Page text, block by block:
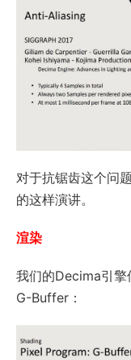
对于抗锯齿这个问
的这样演讲。
渲染
我们的Decima引擎
G-Buffer：